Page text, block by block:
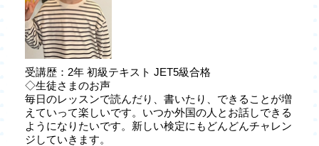
受講歴：2年 初級テキスト JET5級合格
◇生徒さまのお声
毎日のレッスンで読んだり、書いたり、できることが増
えていって楽しいです。いつか外国の人とお話しできる
ようになりたいです。新しい検定にもどんどんチャレン
ジしていきます。